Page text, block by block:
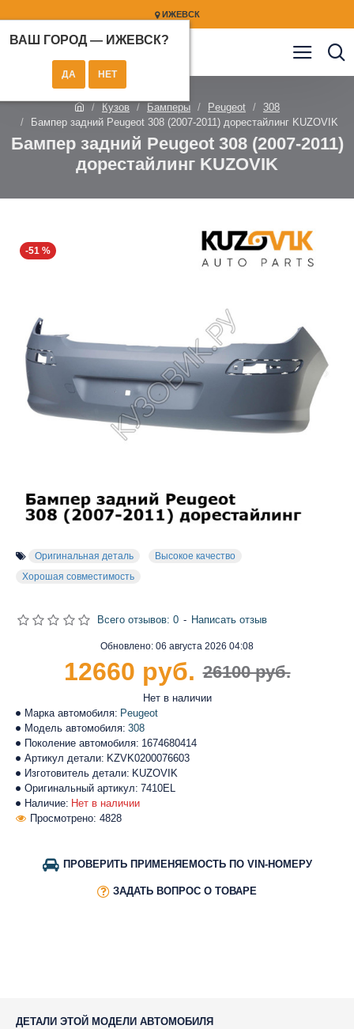
ИЖЕВСК
ВАШ ГОРОД — ИЖЕВСК?
Кузов Бамперы Peugeot
308
Бампер задний Peugeot 308 (2007-2011) дорестайлинг KUZOVIK
Бампер задний Peugeot 308 (2007-2011)
дорестайлинг KUZOVIK
-51 %
Оригинальная деталь
Высокое качество
Хорошая совместимость
Наличие: Нет в наличии
Марка автомобиля: Peugeot
Модель автомобиля: 308
Поколение автомобиля: 1674680414
Артикул детали: KZVK0200076603
Изготовитель детали: KUZOVIK
Оригинальный артикул: 7410EL
Просмотрено: 4828
Обновлено: 06 августа 2026 04:08
Нет в наличии
Всего отзывов: 0 - Написать отзыв
26100 руб.
12660 руб.
ПРОВЕРИТЬ ПРИМЕНЯЕМОСТЬ ПО VIN-НОМЕРУ
ЗАДАТЬ ВОПРОС О ТОВАРЕ
ДЕТАЛИ ЭТОЙ МОДЕЛИ АВТОМОБИЛЯ